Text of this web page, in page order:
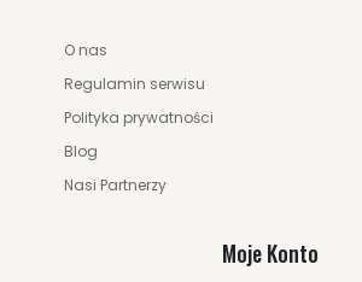
O nas
Regulamin serwisu
Polityka prywatności
Blog
Nasi Partnerzy
Moje Konto